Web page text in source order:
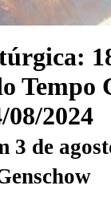
Tempo
08/2024
3 de